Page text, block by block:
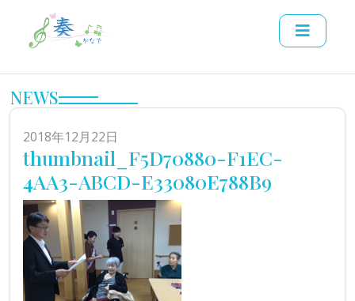
NEWS
2018年12月22日
thumbnail_F5D70880-F1EC-
4AA3-ABCD-E33080E788B9